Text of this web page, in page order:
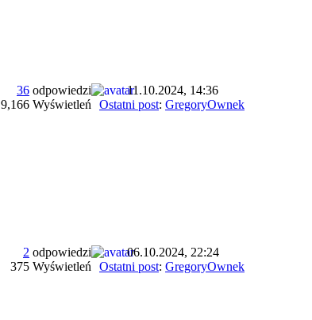
36 odpowiedzi
9,166 Wyświetleń
11.10.2024, 14:36
Ostatni post: GregoryOwnek
2 odpowiedzi
375 Wyświetleń
06.10.2024, 22:24
Ostatni post: GregoryOwnek